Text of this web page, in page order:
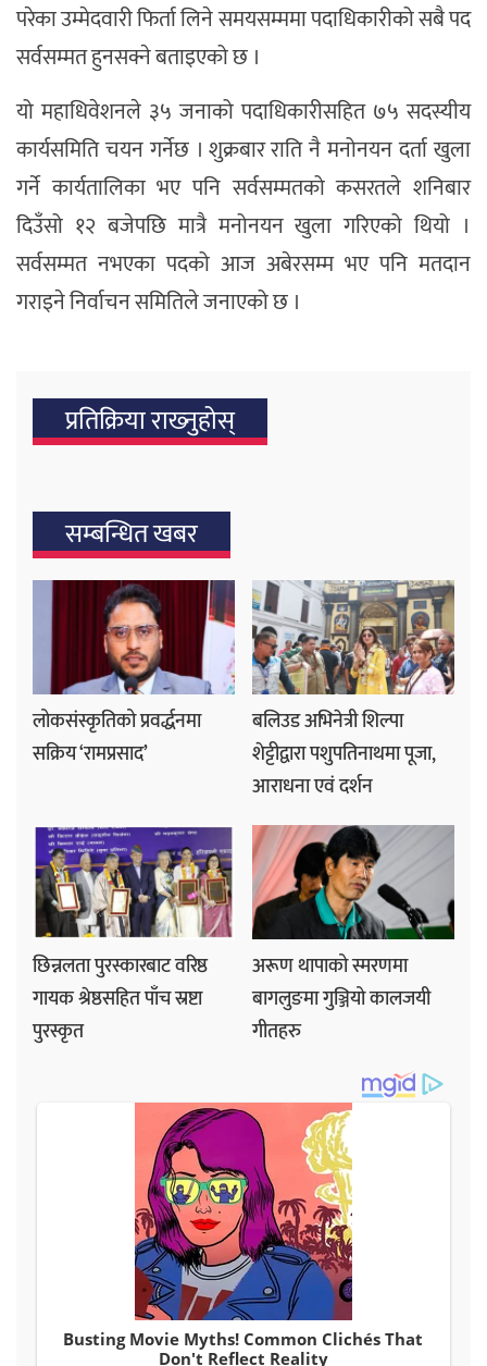
परेका उम्मेदवारी फिर्ता लिने समयसम्ममा पदाधिकारीको सबै पद
सर्वसम्मत हुनसक्ने बताइएको छ ।
यो महाधिवेशनले ३५ जनाको पदाधिकारीसहित ७५ सदस्यीय
कार्यसमिति चयन गर्नेछ । शुक्रबार राति नै मनोनयन दर्ता खुला
गर्ने कार्यतालिका भए पनि सर्वसम्मतको कसरतले शनिबार
दिउँसो १२ बजेपछि मात्रै मनोनयन खुला गरिएको थियो ।
सर्वसम्मत नभएका पदको आज अबेरसम्म भए पनि मतदान
गराइने निर्वाचन समितिले जनाएको छ ।
प्रतिक्रिया राख्‍नुहोस्
सम्बन्धित खबर
लोकसंस्कृतिको प्रवर्द्धनमा
सक्रिय ‘रामप्रसाद’
बलिउड अभिनेत्री शिल्पा
शेट्टीद्वारा पशुपतिनाथमा पूजा,
आराधना एवं दर्शन
छिन्नलता पुरस्कारबाट वरिष्ठ
गायक श्रेष्ठसहित पाँच स्रष्टा
पुरस्कृत
अरूण थापाको स्मरणमा
बागलुङमा गुञ्जियो कालजयी
गीतहरु